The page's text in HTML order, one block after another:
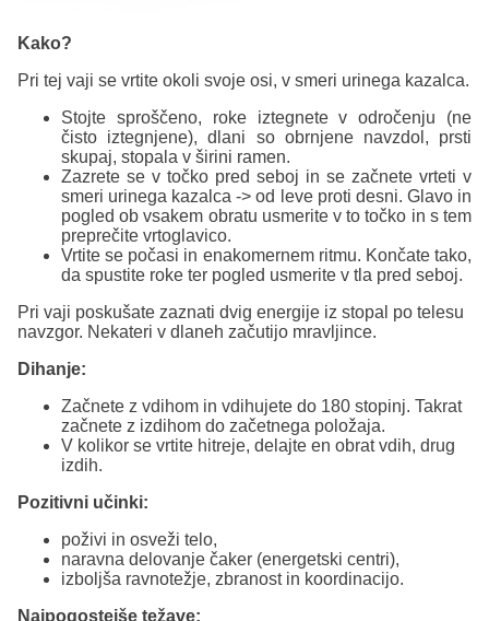
Kako?
Pri tej vaji se vrtite okoli svoje osi, v smeri urinega kazalca.
Stojte sproščeno, roke iztegnete v odročenju (ne
čisto iztegnjene), dlani so obrnjene navzdol, prsti
skupaj, stopala v širini ramen.
Zazrete se v točko pred seboj in se začnete vrteti v
smeri urinega kazalca -> od leve proti desni. Glavo in
pogled ob vsakem obratu usmerite v to točko in s tem
preprečite vrtoglavico.
Vrtite se počasi in enakomernem ritmu. Končate tako,
da spustite roke ter pogled usmerite v tla pred seboj.
Pri vaji poskušate zaznati dvig energije iz stopal po telesu
navzgor. Nekateri v dlaneh začutijo mravljince.
Dihanje:
Začnete z vdihom in vdihujete do 180 stopinj. Takrat
začnete z izdihom do začetnega položaja.
V kolikor se vrtite hitreje, delajte en obrat vdih, drug
izdih.
Pozitivni učinki:
poživi in osveži telo,
naravna delovanje čaker (energetski centri),
izboljša ravnotežje, zbranost in koordinacijo.
Najpogostejše težave: